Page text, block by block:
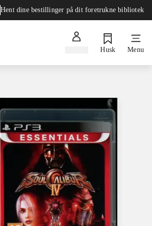
Hent dine bestillinger på dit foretrukne bibliotek
Husk Menu